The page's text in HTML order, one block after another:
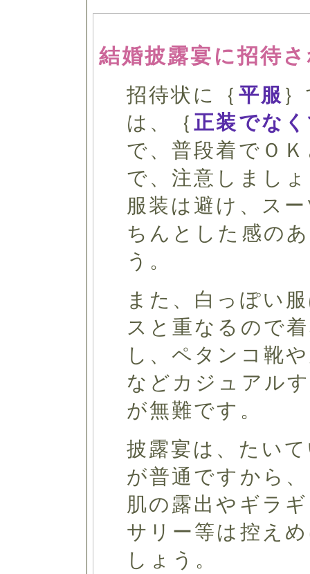
結婚披露宴に招待
招待状に｛ 平服
は、｛正装でな
で、普段着でＯ
で、注意しまし
服装は避け、ス
ちんとした感の
う。
また、白っぽい
スと重なるので
し、ペタンコ靴
などカジュアル
が無難です。
披露宴は、たい
が普通ですから
肌の露出やギラ
サリー等は控え
しょう。